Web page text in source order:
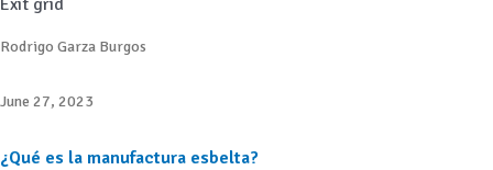
Rodrigo Garza Burgos
June 27, 2023
¿Qué es la manufactura esbelta?